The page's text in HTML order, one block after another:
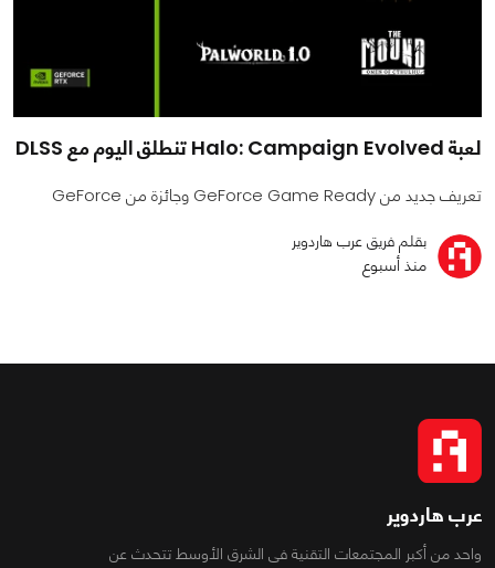
لعبة Halo: Campaign Evolved تنطلق اليوم مع DLSS
تعريف جديد من GeForce Game Ready وجائزة من GeForce
بقلم فريق عرب هاردوير
منذ أسبوع
عرب هاردوير
واحد من أكبر المجتمعات التقنية فى الشرق الأوسط تتحدث عن